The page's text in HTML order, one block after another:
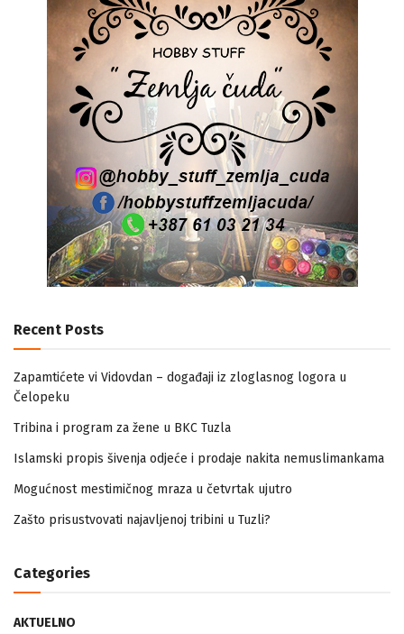
Recent Posts
Zapamtićete vi Vidovdan – događaji iz zloglasnog logora u
Čelopeku
Tribina i program za žene u BKC Tuzla
Islamski propis šivenja odjeće i prodaje nakita nemuslimankama
Mogućnost mestimičnog mraza u četvrtak ujutro
Zašto prisustvovati najavljenoj tribini u Tuzli?
Categories
AKTUELNO